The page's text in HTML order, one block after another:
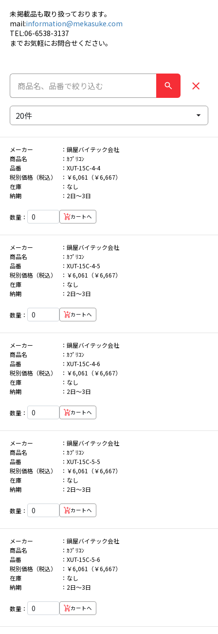
未掲載品も取り扱っております。
mail:information@mekasuke.com
TEL:06-6538-3137
までお気軽にお問合せください。
メーカー
鍋屋バイテック会社
商品名
ｶﾌﾟﾘｺﾝ
品番
XUT-15C-4-4
税別価格（税込）
￥6,061（￥6,667）
在庫
なし
納期
2日～3日
数量： カートへ
メーカー
鍋屋バイテック会社
商品名
ｶﾌﾟﾘｺﾝ
品番
XUT-15C-4-5
税別価格（税込）
￥6,061（￥6,667）
在庫
なし
納期
2日～3日
数量： カートへ
メーカー
鍋屋バイテック会社
商品名
ｶﾌﾟﾘｺﾝ
品番
XUT-15C-4-6
税別価格（税込）
￥6,061（￥6,667）
在庫
なし
納期
2日～3日
数量： カートへ
メーカー
鍋屋バイテック会社
商品名
ｶﾌﾟﾘｺﾝ
品番
XUT-15C-5-5
税別価格（税込）
￥6,061（￥6,667）
在庫
なし
納期
2日～3日
数量： カートへ
メーカー
鍋屋バイテック会社
商品名
ｶﾌﾟﾘｺﾝ
品番
XUT-15C-5-6
税別価格（税込）
￥6,061（￥6,667）
在庫
なし
納期
2日～3日
数量： カートへ